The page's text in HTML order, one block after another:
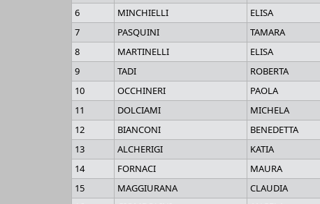
6
MINCHIELLI ELISA
7
PASQUINI TAMARA
8
MARTINELLI ELISA
9
TADI ROBERTA
10
OCCHINERI PAOLA
11
DOLCIAMI MICHELA
12
BIANCONI BENEDETTA
13
ALCHERIGI KATIA
14
FORNACI MAURA
15
MAGGIURANA CLAUDIA